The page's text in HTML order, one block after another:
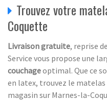
Trouvez votre
Coquette
Livraison gratuite, reprise
Service vous propose une
couchageoptimal. Que ce
en latex, trouvez le matelas
magasin sur Marnes-la-